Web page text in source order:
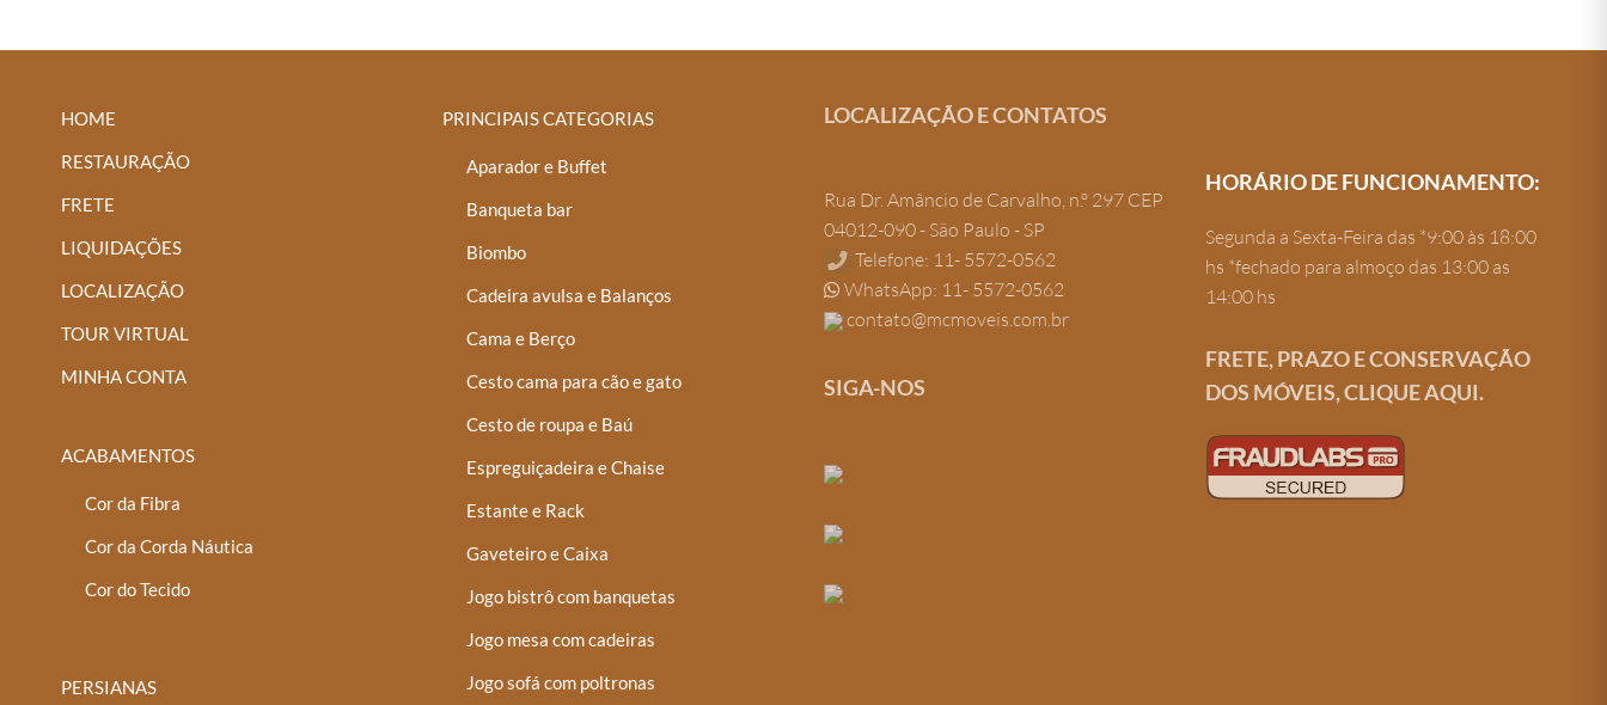
HOME
RESTAURAÇÃO
FRETE
LIQUIDAÇÕES
LOCALIZAÇÃO
TOUR VIRTUAL
MINHA CONTA
ACABAMENTOS
Cor da Fibra
Cor da Corda Náutica
Cor do Tecido
PERSIANAS
PRINCIPAIS CATEGORIAS
Aparador e Buffet
Banqueta bar
Biombo
Cadeira avulsa e Balanços
Cama e Berço
Cesto cama para cão e gato
Cesto de roupa e Baú
Espreguiçadeira e Chaise
Estante e Rack
Gaveteiro e Caixa
Jogo bistrô com banquetas
Jogo mesa com cadeiras
Jogo sofá com poltronas
LOCALIZAÇÃO E CONTATOS
Rua Dr. Amâncio de Carvalho, n.º 297 CEP
04012-090 - São Paulo - SP
Telefone: 11- 5572-0562
WhatsApp: 11- 5572-0562
contato@mcmoveis.com.br
SIGA-NOS
HORÁRIO DE FUNCIONAMENTO:
Segunda a Sexta-Feira das *9:00 às 18:00
hs *fechado para almoço das 13:00 as
14:00 hs
FRETE, PRAZO E CONSERVAÇÃO
DOS MÓVEIS, CLIQUE AQUI.